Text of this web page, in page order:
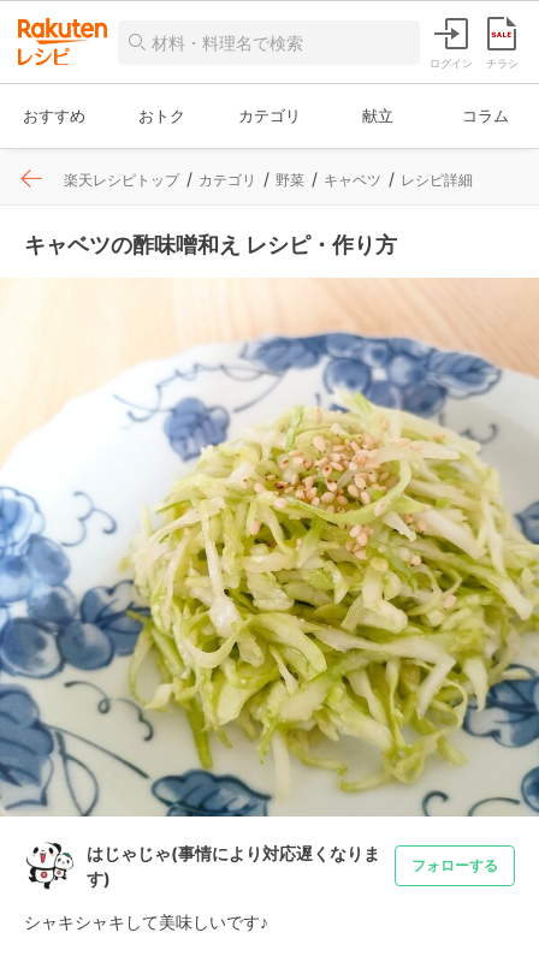
ログイン チラシ
おすすめ おトク カテゴリ 献立 コラム
楽天レシピトップ カテゴリ 野菜 キャベツ レシピ詳細
キャベツの酢味噌和え レシピ・作り方
はじゃじゃ(事情により対応遅くなりま
す)
フォローする
シャキシャキして美味しいです♪